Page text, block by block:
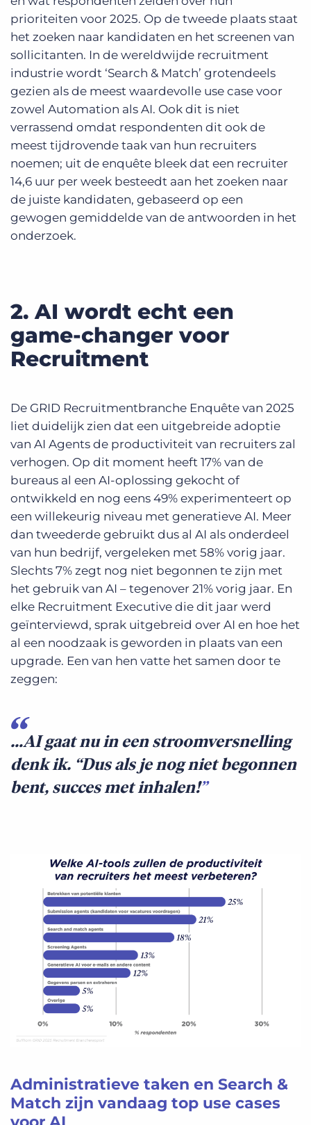
prioriteiten voor 2025. Op de tweede plaats staat
het zoeken naar kandidaten en het screenen van
sollicitanten. In de wereldwijde recruitment
industrie wordt ‘Search & Match’ grotendeels
gezien als de meest waardevolle use case voor
zowel Automation als AI. Ook dit is niet
verrassend omdat respondenten dit ook de
meest tijdrovende taak van hun recruiters
noemen; uit de enquête bleek dat een recruiter
14,6 uur per week besteedt aan het zoeken naar
de juiste kandidaten, gebaseerd op een
gewogen gemiddelde van de antwoorden in het
onderzoek.
2. AI wordt echt een
game-changer voor
Recruitment
De GRID Recruitmentbranche Enquête van 2025
liet duidelijk zien dat een uitgebreide adoptie
van AI Agents de productiviteit van recruiters zal
verhogen. Op dit moment heeft 17% van de
bureaus al een AI-oplossing gekocht of
ontwikkeld en nog eens 49% experimenteert op
een willekeurig niveau met generatieve AI. Meer
dan tweederde gebruikt dus al AI als onderdeel
van hun bedrijf, vergeleken met 58% vorig jaar.
Slechts 7% zegt nog niet begonnen te zijn met
het gebruik van AI – tegenover 21% vorig jaar. En
elke Recruitment Executive die dit jaar werd
geïnterviewd, sprak uitgebreid over AI en hoe het
al een noodzaak is geworden in plaats van een
upgrade. Een van hen vatte het samen door te
zeggen:
…AI gaat nu in een stroomversnelling
denk ik. “Dus als je nog niet begonnen
bent, succes met inhalen!
Administratieve taken en Search &
Match zijn vandaag top use cases